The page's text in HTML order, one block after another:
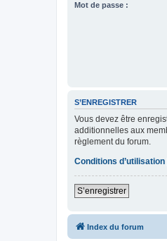
Mot de passe :
S’ENREGISTRER
Vous devez être
additionnelles aux
règlement du forum.
Conditions d’utilisation
S’enregistrer
Index du forum